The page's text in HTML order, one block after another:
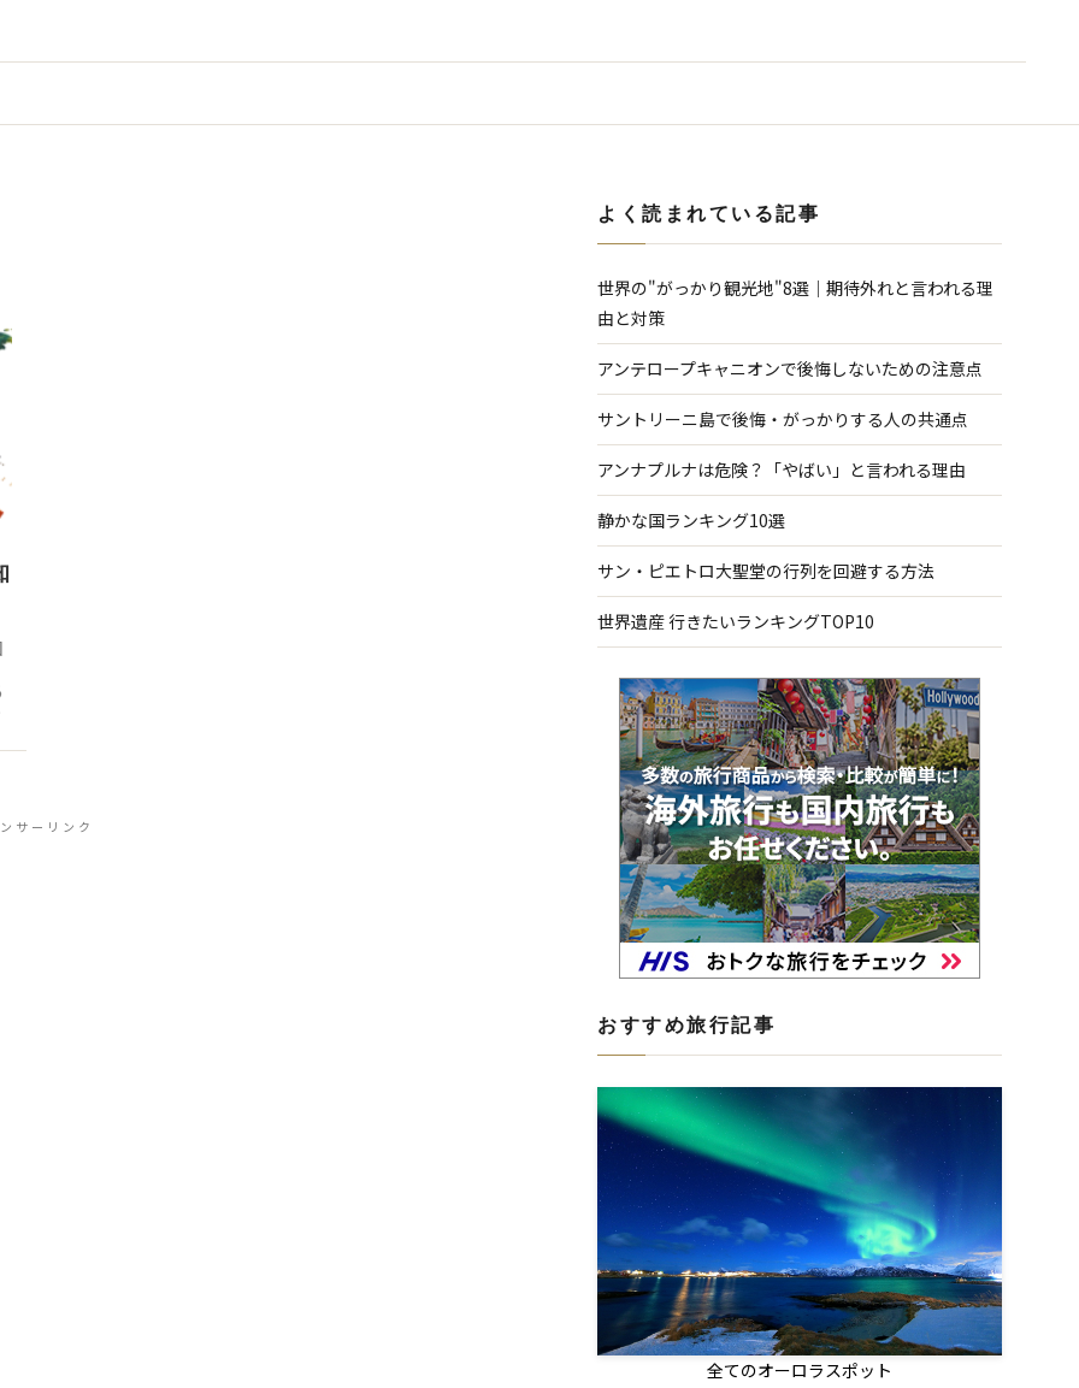
サーリンク
よく読まれている記事
世界の"がっかり観光地"8選｜期待外れと言われる理
由と対策
アンテロープキャニオンで後悔しないための注意点
サントリーニ島で後悔・がっかりする人の共通点
アンナプルナは危険？「やばい」と言われる理由
静かな国ランキング10選
サン・ピエトロ大聖堂の行列を回避する方法
世界遺産 行きたいランキングTOP10
おすすめ旅行記事
全てのオーロラスポット